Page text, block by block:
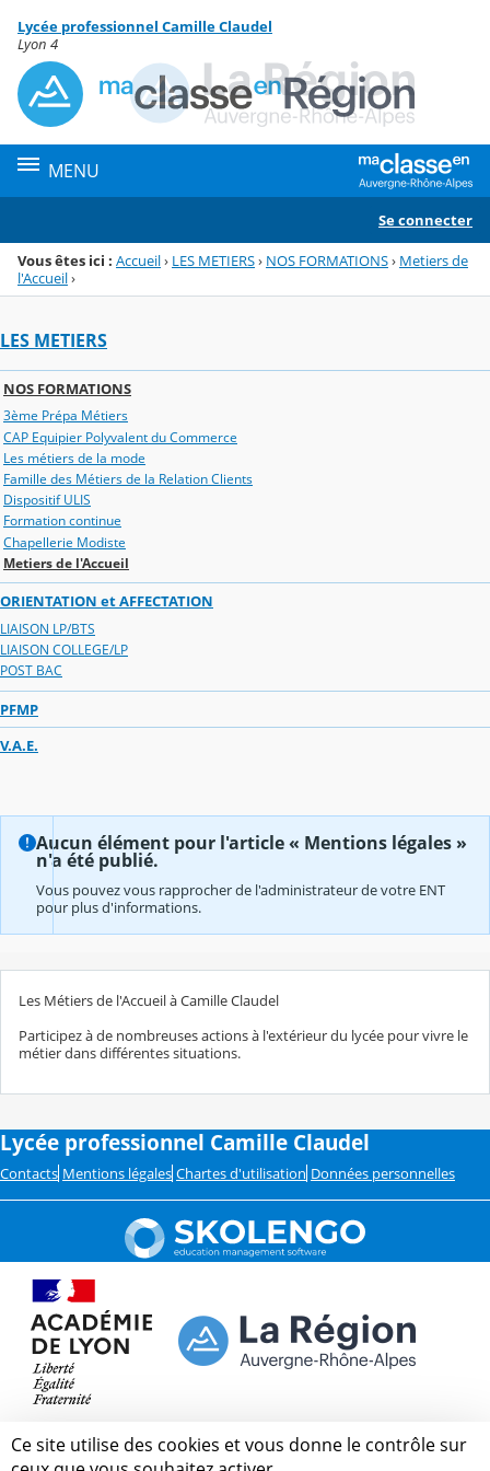
Menu de la rubrique
Contenu
Lycée professionnel Camille Claudel
Lyon 4
MENU
Se connecter
Vous êtes ici : Accueil› LES METIERS› NOS FORMATIONS› Metiers de
l'Accueil›
LES METIERS
NOS FORMATIONS
3ème Prépa Métiers
CAP Equipier Polyvalent du Commerce
Les métiers de la mode
Famille des Métiers de la Relation Clients
Dispositif ULIS
Formation continue
Chapellerie Modiste
Metiers de l'Accueil
ORIENTATION et AFFECTATION
LIAISON LP/BTS
LIAISON COLLEGE/LP
POST BAC
PFMP
V.A.E.
Aucun élément pour l'article « Mentions légales »
n'a été publié.
Vous pouvez vous rapprocher de l'administrateur de votre ENT
pour plus d'informations.
Les Métiers de l'Accueil à Camille Claudel
Participez à de nombreuses actions à l'extérieur du lycée pour vivre le
métier dans différentes situations.
Lycée professionnel Camille Claudel
Contacts Mentions légales Chartes d'utilisation Données personnelles
Ce site utilise des cookies et vous donne le contrôle sur